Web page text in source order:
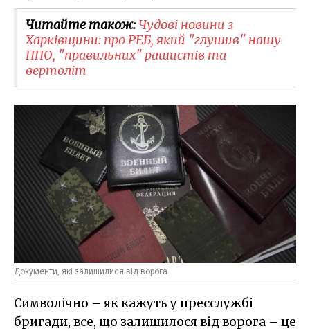
Читайте також:Чудові новини з
Харківщини: про РЕБ, який "глушив" нашу
ППО, "правильних" рашистів та
вертоліт
Документи, які залишилися від ворога
Символічно – як кажуть у пресслужбі
бригади, все, що залишилося від ворога – це